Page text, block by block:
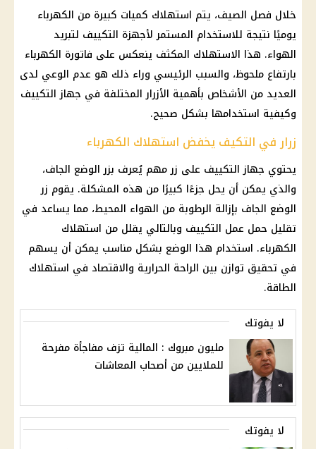
خلال فصل الصيف، يتم استهلاك كميات كبيرة من الكهرباء
يوميًا نتيجة للاستخدام المستمر لأجهزة التكييف لتبريد
الهواء. هذا الاستهلاك المكثف ينعكس على فاتورة الكهرباء
بارتفاع ملحوظ، والسبب الرئيسي وراء ذلك هو عدم الوعي لدى
العديد من الأشخاص بأهمية الأزرار المختلفة في جهاز التكييف
وكيفية استخدامها بشكل صحيح.
زرار في التكيف يخفض استهلاك الكهرباء
يحتوي جهاز التكييف على زر مهم يُعرف بزر الوضع الجاف،
والذي يمكن أن يحل جزءًا كبيرًا من هذه المشكلة. يقوم زر
الوضع الجاف بإزالة الرطوبة من الهواء المحيط، مما يساعد في
تقليل حمل عمل التكييف وبالتالي يقلل من استهلاك
الكهرباء. استخدام هذا الوضع بشكل مناسب يمكن أن يسهم
في تحقيق توازن بين الراحة الحرارية والاقتصاد في استهلاك
الطاقة.
لا يفوتك
مليون مبروك : المالية تزف مفاجأة مفرحة
للملايين من أصحاب المعاشات
لا يفوتك